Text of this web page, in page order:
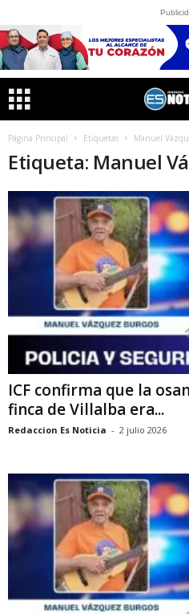
Página Principal Etiquetas Manuel
Etiqueta: Manuel
ICF confirma que la
finca de Villalba era...
Redaccion Es Noticia - 2 julio 2026